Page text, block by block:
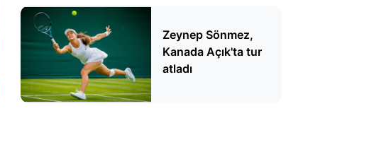
Zeynep Sönmez,
Kanada Açık'ta tur
atladı